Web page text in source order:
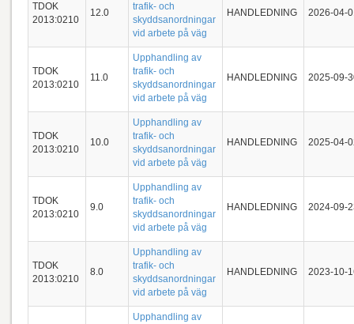
TDOK
2013:0210
12.0
trafik- och
skyddsanordningar
vid arbete på väg
HANDLEDNING 2026-04-
TDOK
2013:0210
11.0
Upphandling av
trafik- och
skyddsanordningar
vid arbete på väg
HANDLEDNING 2025-09-
TDOK
2013:0210
10.0
Upphandling av
trafik- och
skyddsanordningar
vid arbete på väg
HANDLEDNING 2025-04-
TDOK
2013:0210
9.0
Upphandling av
trafik- och
skyddsanordningar
vid arbete på väg
HANDLEDNING 2024-09-
TDOK
2013:0210
8.0
Upphandling av
trafik- och
skyddsanordningar
vid arbete på väg
HANDLEDNING 2023-10-
Upphandling av